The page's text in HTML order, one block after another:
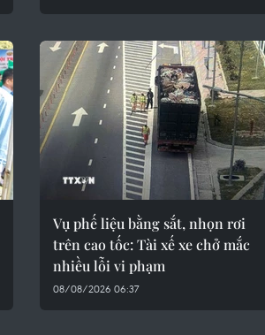
Vụ phế liệu bằng sắt, nhọn rơi
trên cao tốc: Tài xế xe chở mắc
nhiều lỗi vi phạm
08/08/2026 06:37